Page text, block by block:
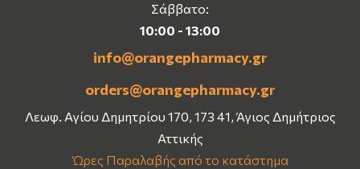
Σάββατο:
10:00 - 13:00
info@orangepharmacy.gr
orders@orangepharmacy.gr
Λεωφ. Αγίου Δημητρίου 170, 173 41, Άγιος Δημήτριος
Αττικής
Ώρες Παραλαβής από το κατάστημα